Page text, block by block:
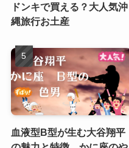
ドンキで買える？大人気沖
縄旅行お土産
血液型B型が生む大谷翔平